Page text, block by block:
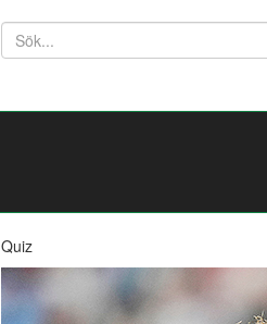
Söktext
Quiz